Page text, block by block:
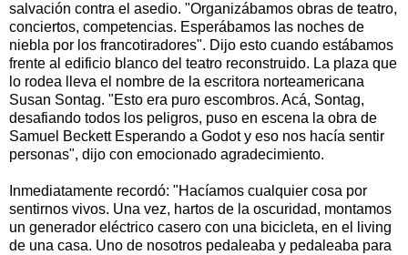
salvación contra el asedio. "Organizábamos obras de teatro,
conciertos, competencias. Esperábamos las noches de
niebla por los francotiradores". Dijo esto cuando estábamos
frente al edificio blanco del teatro reconstruido. La plaza que
lo rodea lleva el nombre de la escritora norteamericana
Susan Sontag. "Esto era puro escombros. Acá, Sontag,
desafiando todos los peligros, puso en escena la obra de
Samuel Beckett Esperando a Godot y eso nos hacía sentir
personas", dijo con emocionado agradecimiento.
Inmediatamente recordó: "Hacíamos cualquier cosa por
sentirnos vivos. Una vez, hartos de la oscuridad, montamos
un generador eléctrico casero con una bicicleta, en el living
de una casa. Uno de nosotros pedaleaba y pedaleaba para